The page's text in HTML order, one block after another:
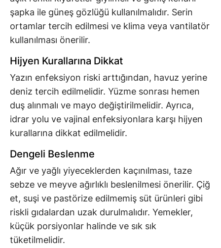
şapka ile güneş gözlüğü kullanılmalıdır. Serin
ortamlar tercih edilmesi ve klima veya vantilatör
kullanılması önerilir.
Hijyen Kurallarına Dikkat
Yazın enfeksiyon riski arttığından, havuz yerine
deniz tercih edilmelidir. Yüzme sonrası hemen
duş alınmalı ve mayo değiştirilmelidir. Ayrıca,
idrar yolu ve vajinal enfeksiyonlara karşı hijyen
kurallarına dikkat edilmelidir.
Dengeli Beslenme
Ağır ve yağlı yiyeceklerden kaçınılması, taze
sebze ve meyve ağırlıklı beslenilmesi önerilir. Çiğ
et, suşi ve pastörize edilmemiş süt ürünleri gibi
riskli gıdalardan uzak durulmalıdır. Yemekler,
küçük porsiyonlar halinde ve sık sık
tüketilmelidir.